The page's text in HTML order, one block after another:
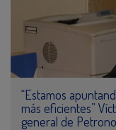
“Estamos
más eficientes”
general de